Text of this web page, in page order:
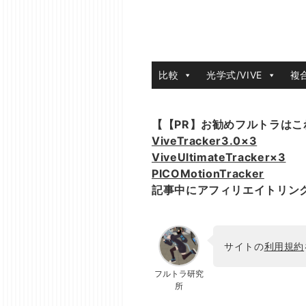
比較 光学式/VIVE 複
【【PR】お勧めフルトラは
ViveTracker3.0×3
ViveUltimateTracker×3
PICOMotionTracker
記事中にアフィリエイトリン
フルトラ研究
所
サイトの利用規約